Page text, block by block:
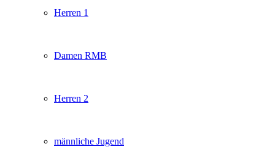
Herren 1
Damen RMB
Herren 2
männliche Jugend